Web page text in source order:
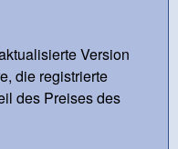
Version
die registrierte
des Preises des